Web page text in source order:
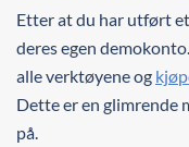
Etter at du har utført
deres egen
alle verktøyene og
Dette er en glimrende
på.